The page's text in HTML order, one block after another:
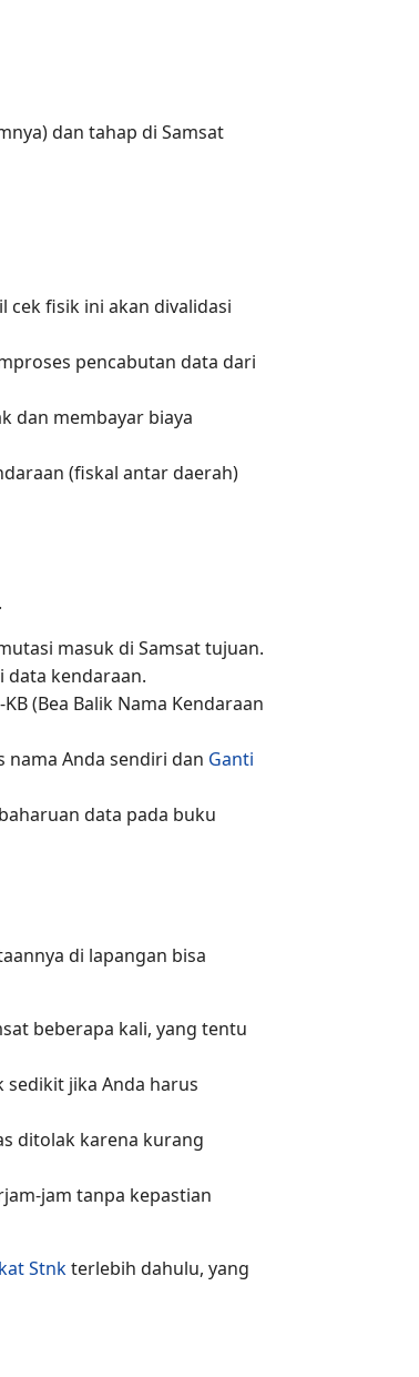
dan tahap di Samsat
cek fisik ini akan divalidasi
pencabutan data dari
dan membayar biaya
(fiskal antar daerah)
masuk di Samsat tujuan.
data kendaraan.
(Bea Balik Nama Kendaraan
nama Anda sendiri dan Ganti
data pada buku
di lapangan bisa
beberapa kali, yang tentu
jika Anda harus
ditolak karena kurang
jam tanpa kepastian
Stnkterlebih dahulu, yang